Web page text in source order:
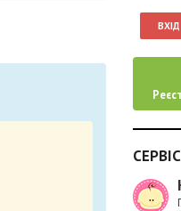
ВХІД